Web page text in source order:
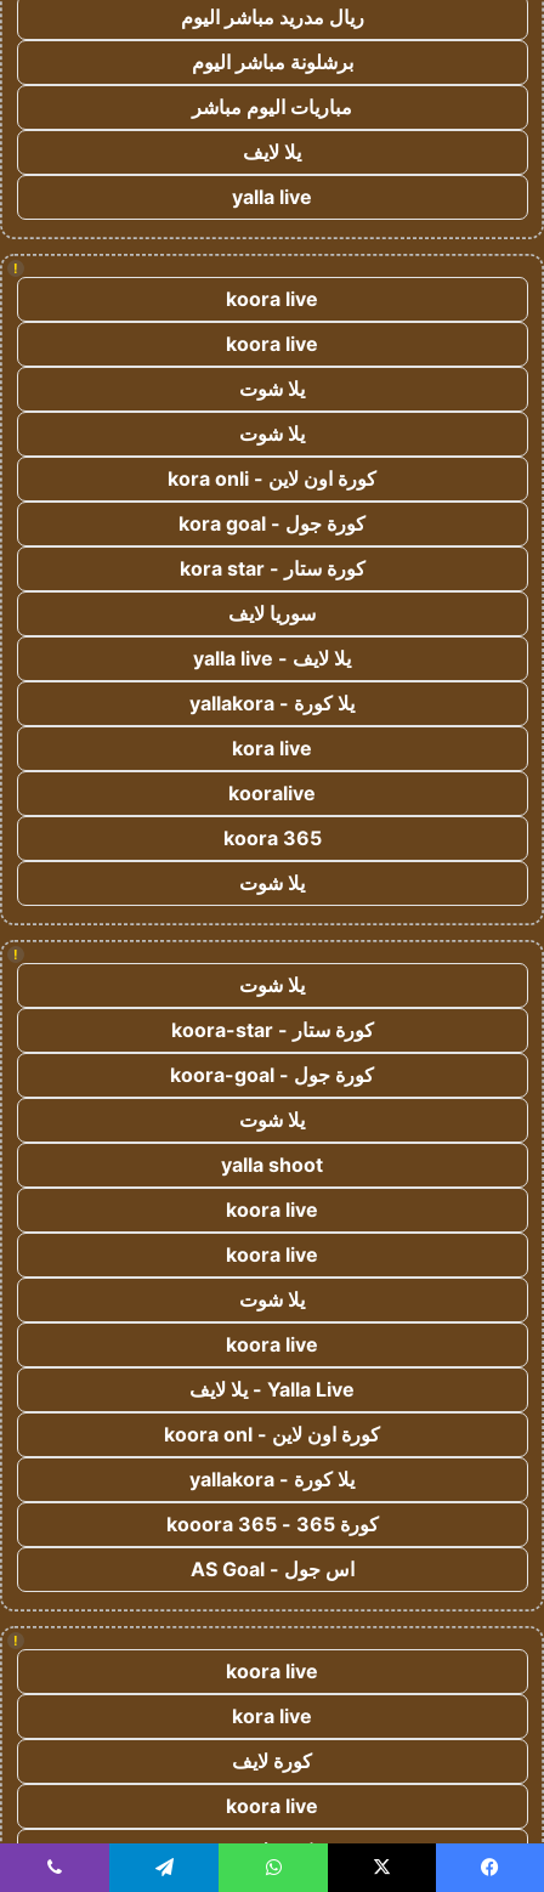
ريال مدريد مباشر اليوم
برشلونة مباشر اليوم
مباريات اليوم مباشر
يلا لايف
yalla live
!
koora live
koora live
يلا شوت
يلا شوت
كورة اون لاين - kora onli
كورة جول - kora goal
كورة ستار - kora star
سوريا لايف
يلا لايف - yalla live
يلا كورة - yallakora
kora live
kooralive
koora 365
يلا شوت
!
يلا شوت
كورة ستار - koora-star
كورة جول - koora-goal
يلا شوت
yalla shoot
koora live
koora live
يلا شوت
koora live
Yalla Live - يلا لايف
كورة اون لاين - koora onl
يلا كورة - yallakora
كورة 365 - kooora 365
اس جول - AS Goal
!
koora live
kora live
كورة لايف
koora live
كورة لايف